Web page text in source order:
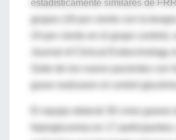
estadísticamente similares de
grupos (18 por ciento con la
24 por ciento en el grupo control),
Journal of Clinical Endocrinology
Siete de los nueve pacientes con
El equipo detectó 30 crisis graves